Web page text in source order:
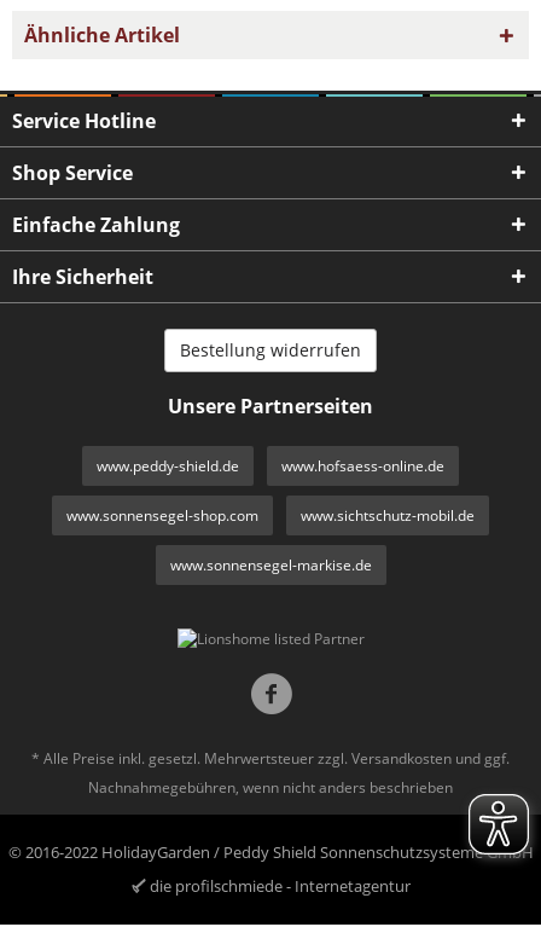
Ähnliche Artikel
Service Hotline
Shop Service
Einfache Zahlung
Ihre Sicherheit
Bestellung widerrufen
Unsere Partnerseiten
www.peddy-shield.de www.hofsaess-online.de
www.sonnensegel-shop.com www.sichtschutz-mobil.de
www.sonnensegel-markise.de
* Alle Preise inkl. gesetzl. Mehrwertsteuer zzgl. Versandkosten und ggf.
Nachnahmegebühren, wenn nicht anders beschrieben
© 2016-2022 HolidayGarden / Peddy Shield Sonnenschutzsysteme GmbH
die profilschmiede - Internetagentur